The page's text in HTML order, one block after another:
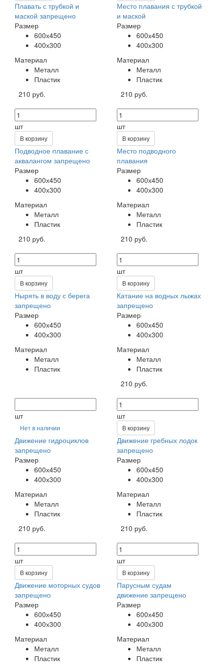
Плавать с трубкой и
маской запрещено
Размер
600х450
400х300
Материал
Металл
Пластик
210 руб.
шт
В корзину
Место плавания с трубкой
и маской
Размер
600х450
400х300
Материал
Металл
Пластик
210 руб.
шт
В корзину
Подводное плавание с
аквалангом запрещено
Размер
600х450
400х300
Материал
Металл
Пластик
210 руб.
шт
В корзину
Место подводного
плавания
Размер
600х450
400х300
Материал
Металл
Пластик
210 руб.
шт
В корзину
Нырять в воду с берега
запрещено
Размер
600х450
400х300
Материал
Металл
Пластик
шт
Нет в наличии
Катание на водных лыжах
запрещено
Размер
600х450
400х300
Материал
Металл
Пластик
210 руб.
шт
В корзину
Движение гидроциклов
запрещено
Размер
600х450
400х300
Материал
Металл
Пластик
210 руб.
шт
В корзину
Движение гребных лодок
запрещено
Размер
600х450
400х300
Материал
Металл
Пластик
210 руб.
шт
В корзину
Движение моторных судов
запрещено
Размер
600х450
400х300
Материал
Металл
Пластик
Парусным судам
движение запрещено
Размер
600х450
400х300
Материал
Металл
Пластик